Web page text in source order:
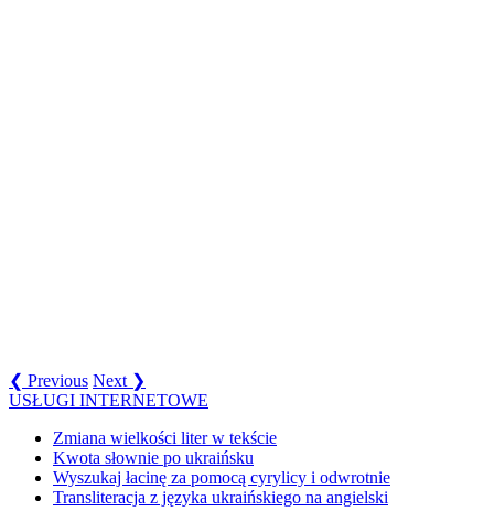
❮ Previous Next ❯
USŁUGI INTERNETOWE
Zmiana wielkości liter w tekście
Kwota słownie po ukraińsku
Wyszukaj łacinę za pomocą cyrylicy i odwrotnie
Transliteracja z języka ukraińskiego na angielski